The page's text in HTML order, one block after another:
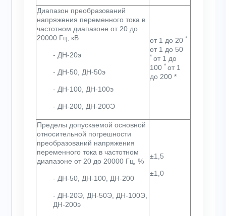
Диапазон преобразований
напряжения переменного тока в
частотном диапазоне от 20 до
20000 Гц, кВ
- ДН-20э
- ДН-50, ДН-50э
- ДН-100, ДН-100э
- ДН-200, ДН-200Э
от 1 до 20 *
от 1 до 50
* от 1 до
100 * от 1
до 200 *
Пределы допускаемой основной
относительной погрешности
преобразований напряжения
переменного тока в частотном
диапазоне от 20 до 20000 Гц, %
- ДН-50, ДН-100, ДН-200
- ДН-20Э, ДН-50Э, ДН-100Э,
ДН-200э
±1,5
±1,0